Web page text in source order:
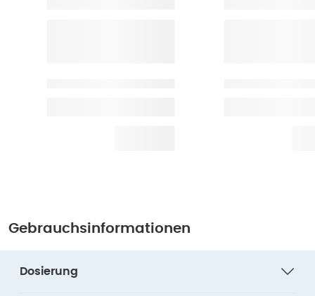
Gebrauchsinformationen
Dosierung